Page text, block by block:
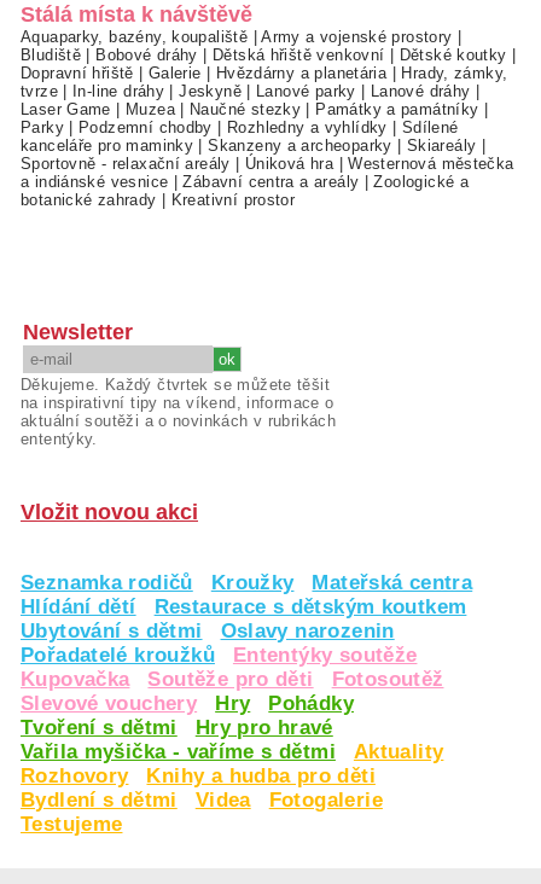
Stálá místa k návštěvě
Aquaparky, bazény, koupaliště |Army a vojenské prostory
Bludiště
Bobové dráhy Dětská hřiště venkovní Dětské koutky
Dopravní hřiště
Galerie Hvězdárny a planetária
Hrady, zámky,
tvrze| In-line dráhy |Jeskyně| Lanové parky Lanové dráhy
Laser Game
Muzea| Naučné stezky Památky a památníky
Parky| Podzemní chodby Rozhledny a vyhlídky
Sdílené
kanceláře pro maminky |Skanzeny a archeoparky Skiareály
Sportovně - relaxační areály
Úniková hra |Westernová městečka
a indiánské vesnice |Zábavní centra a areály |Zoologické a
botanické zahrady
Kreativní prostor
Newsletter
Děkujeme. Každý čtvrtek se můžete těšit
na inspirativní tipy na víkend, informace o
aktuální soutěži a o novinkách v rubrikách
ententýky.
Vložit novou akci
Seznamka rodičů Kroužky
Mateřská centra
Hlídání dětí
Restaurace s dětským koutkem
Ubytování s dětmi
Oslavy narozenin
Pořadatelé kroužků
Ententýky soutěže
Kupovačka
Soutěže pro děti
Fotosoutěž
Slevové vouchery
Hry
Pohádky
Tvoření s dětmi
Hry pro hravé
Vařila myšička - vaříme s dětmi
Aktuality
Rozhovory
Knihy a hudba pro děti
Bydlení s dětmi
Videa
Fotogalerie
Testujeme